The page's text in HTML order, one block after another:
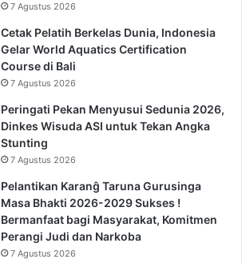
7 Agustus 2026
Cetak Pelatih Berkelas Dunia, Indonesia
Gelar World Aquatics Certification
Course di Bali
7 Agustus 2026
Peringati Pekan Menyusui Sedunia 2026,
Dinkes Wisuda ASI untuk Tekan Angka
Stunting
7 Agustus 2026
Pelantikan Karanĝ Taruna Gurusinga
Masa Bhakti 2026-2029 Sukses !
Bermanfaat bagi Masyarakat, Komitmen
Perangi Judi dan Narkoba
7 Agustus 2026